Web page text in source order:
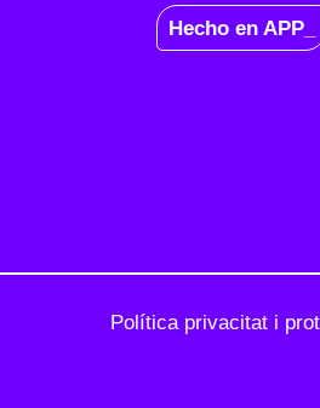
Hecho en APP_
Política privacitat i